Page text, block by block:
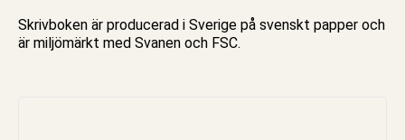
Skrivboken är producerad i Sverige på svenskt papper och
är miljömärkt med Svanen och FSC.